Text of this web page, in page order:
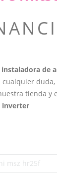
instaladora de
cualquier
tienda y
inverter